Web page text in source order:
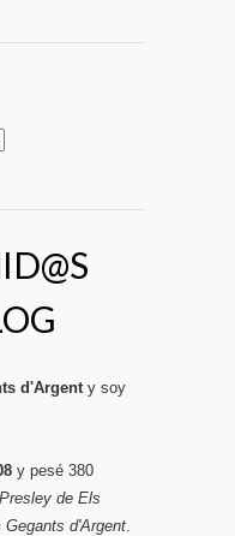
d'Argenty soy
y pesé 380
de Els
Gegants d'Argent.